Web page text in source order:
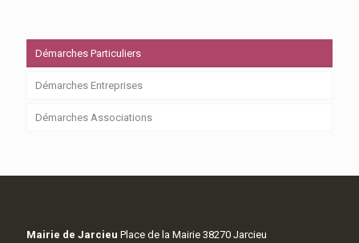
Démarches Particuliers
Démarches Entreprises
Démarches Associations
Mairie de Jarcieu Place de la Mairie 38270 Jarcieu